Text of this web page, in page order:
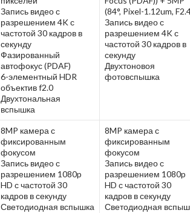
Запись видео с
разрешением 4K с
частотой 30 кадров в
секунду
Фазированный
автофокус (PDAF)
6-элементный HDR
объектив f2.0
Двухтональная
вспышка
(84°, Pixel-1.12um,
Запись видео с
разрешением 4K с
частотой 30 кадров в
секунду
Двухтоновоя
фотовспышка
8MP камера с
фиксированным
фокусом
Запись видео с
разрешением 1080p
HD с частотой 30
кадров в секунду
Светодиодная вспышка
8MP камера с
фиксированным
фокусом
Запись видео с
разрешением 1080p
HD с частотой 30
кадров в секунду
Светодиодная